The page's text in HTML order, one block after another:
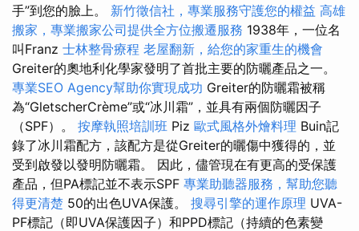
手”到您的臉上。 新竹徵信社，專業服務守護您的權益 高雄
搬家，專業搬家公司提供全方位搬遷服務 1938年，一位名
叫Franz 士林整骨療程 老屋翻新，給您的家重生的機會
Greiter的奧地利化學家發明了首批主要的防曬產品之一。
專業SEO Agency幫助你實現成功 Greiter的防曬霜被稱
為“GletscherCrème”或“冰川霜”，並具有兩個防曬因子
（SPF）。 按摩執照培訓班 Piz 歐式風格外燴料理 Buin記
錄了冰川霜配方，該配方是從Greiter的曬傷中獲得的，並
受到啟發以發明防曬霜。 因此，儘管現在有更高的受保護
產品，但PA標記並不表示SPF 專業助聽器服務，幫助您聽
得更清楚 50的出色UVA保護。 搜尋引擎的運作原理 UVA-
PF標記（即UVA保護因子）和PPD標記（持續的色素變